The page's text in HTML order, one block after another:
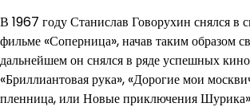
В 1967 году Станислав Говорухин снялся в
фильме «Соперница», начав таким образом
дальнейшем он снялся в ряде успешных
«Бриллиантовая рука», «Дорогие мои
пленница, или Новые приключения